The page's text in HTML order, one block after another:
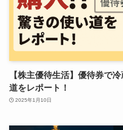
【株主優待生活】優待券で
道をレポート！
2025年1月10日